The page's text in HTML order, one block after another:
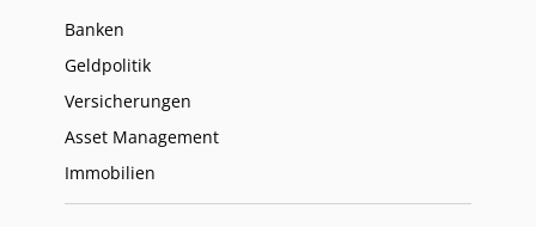
Banken
Geldpolitik
Versicherungen
Asset Management
Immobilien